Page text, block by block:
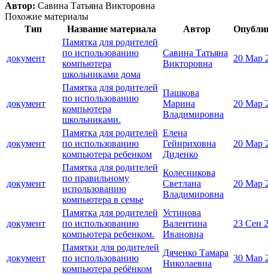
Автор: Савина Татьяна Викторовна
Похожие материалы
Тип
Название материала Автор
документ
Памятка для родителей
по использованию
компьютера
школьниками дома
Савина Татьяна
Викторовна
20 Мар
документ
Памятка для родителей
по использованию
компьютера
школьниками.
Пашкова
Марина
Владимировна
20 Мар
документ
Памятка для родителей
по использованию
компьютера ребенком
Елена
Гейнриховна
Диденко
20 Мар
документ
Памятка для родителей
по правильному
использованию
компьютера в семье
Колесникова
Светлана
Владимировна
20 Мар
документ
Памятка для родителей
по использованию
компьютера ребенком.
Устинова
Валентина
Ивановна
23 Сен
документ
Памятки для родителей
по использованию
компьютера ребёнком
Дяченко Тамара
Николаевна
30 Мар